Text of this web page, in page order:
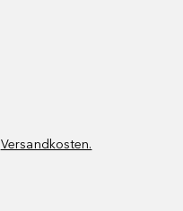
Versandkosten.